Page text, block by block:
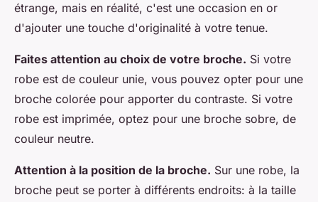
étrange, mais en réalité, c'est une occasion en or
d'ajouter une touche d'originalité à votre tenue.
Faites attention au choix de votre broche. Si votre
robe est de couleur unie, vous pouvez opter pour une
broche colorée pour apporter du contraste. Si votre
robe est imprimée, optez pour une broche sobre, de
couleur neutre.
Attention à la position de la broche. Sur une robe, la
broche peut se porter à différents endroits: à la taille